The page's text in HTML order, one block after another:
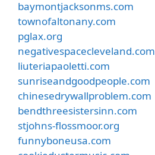
baymontjacksonms.com
townofaltonany.com
pglax.org
negativespacecleveland.com
liuteriapaoletti.com
sunriseandgoodpeople.com
chinesedrywallproblem.com
bendthreesistersinn.com
stjohns-flossmoor.org
funnyboneusa.com